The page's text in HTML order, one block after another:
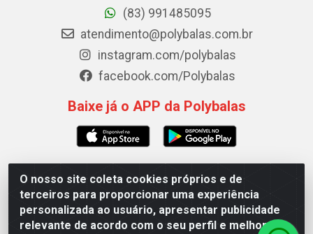
O nosso site coleta cookies próprios e de
terceiros para proporcionar uma experiência
personalizada ao usuário, apresentar publicidade
relevante de acordo com o seu perfil e melhorar a
(83) 991485095
atendimento@polybalas.com.br
instagram.com/polybalas
facebook.com/Polybalas
Baixe já o APP da Polybalas
Polybalas - Rua João Miguel de Souza, 173 Galpão B -
Ernesto Geisel, João Pessoa/PB - CEP 58.075-075 - CNPJ
00.909.327/0002-61